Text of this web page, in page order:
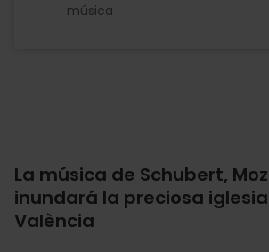
música
La música de Schubert,
inundará la preciosa
València